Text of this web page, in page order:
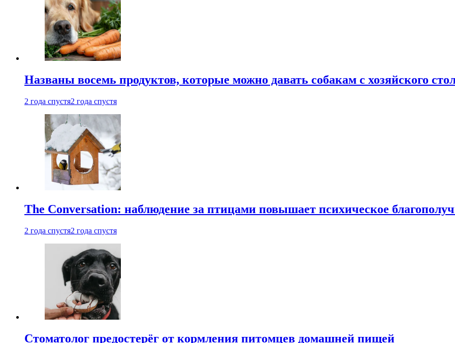
Названы восемь продуктов, которые можно давать собакам с хозяйского
2 года спустя2 года спустя
The Conversation: наблюдение за птицами повышает психическое
2 года спустя2 года спустя
Стоматолог предостерёг от кормления питомцев домашней пищей